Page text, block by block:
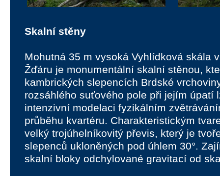
Skalní stěny
Mohutná 35 m vysoká Vyhlídková skála
Žďáru je monumentální skalní stěnou,
kambrických slepencích Brdské
rozsáhlého suťového pole při jejím úpatí
intenzivní modelaci fyzikálním
průběhu kvartéru. Charakteristickým
velký trojúhelníkovitý převis, který je
slepenců ukloněných pod úhlem 30°.
skalní bloky odchylované gravitací od